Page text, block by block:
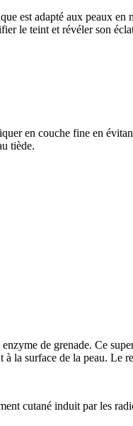
est adapté aux peaux
le teint et révéler son
en couche fine en
tiède.
de grenade. Ce
la surface de la peau.
cutané induit par les